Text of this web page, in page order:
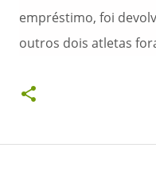
empréstimo, foi
outros dois atletas